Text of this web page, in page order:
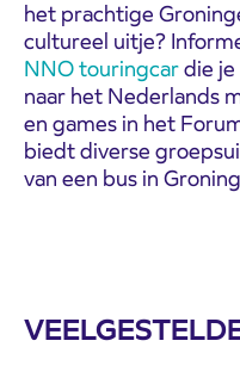
het prachtige
cultureel uitje?
NNO touringcardie
naar het Nederlands
en games in het
biedt diverse
van een bus in